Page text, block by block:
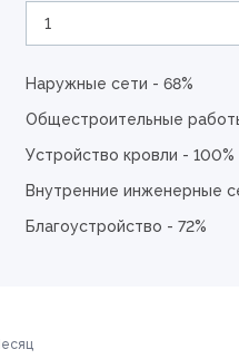
1
Наружные сети - 68%
Общестроительные
Устройство кровли - 100%
Внутренние инженерные
Благоустройство - 72%